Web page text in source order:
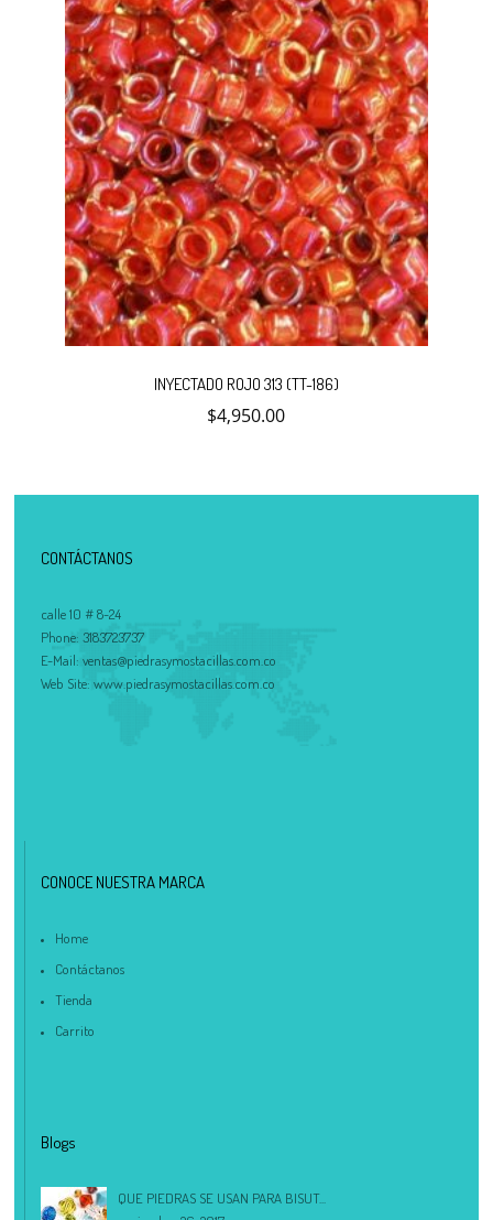
INYECTADO ROJO 313 (TT-186)
$4,950.00
CONTÁCTANOS
calle 10 # 8-24
Phone: 3183723737
E-Mail: ventas@piedrasymostacillas.com.co
Web Site: www.piedrasymostacillas.com.co
CONOCE NUESTRA MARCA
Home
Contáctanos
Tienda
Carrito
Blogs
QUE PIEDRAS SE USAN PARA BISUT...